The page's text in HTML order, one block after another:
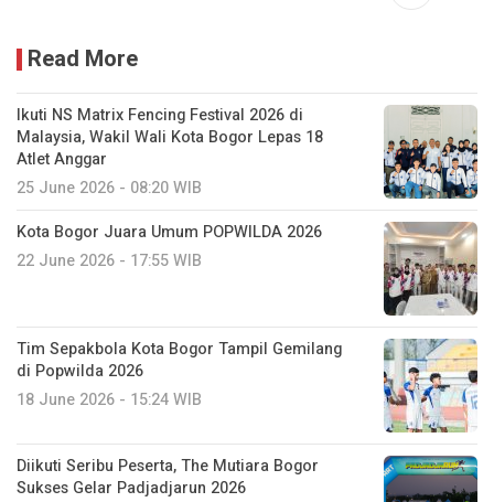
Read More
Ikuti NS Matrix Fencing Festival 2026 di
Malaysia, Wakil Wali Kota Bogor Lepas 18
Atlet Anggar
25 June 2026 - 08:20 WIB
​Kota Bogor Juara Umum POPWILDA 2026
22 June 2026 - 17:55 WIB
Tim Sepakbola Kota Bogor Tampil Gemilang
di Popwilda 2026
18 June 2026 - 15:24 WIB
Diikuti Seribu Peserta, The Mutiara Bogor
Sukses Gelar Padjadjarun 2026